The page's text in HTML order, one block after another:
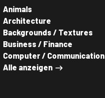
Animals
Architecture
Backgrounds / Textures
Business / Finance
Computer / Communication
Alle anzeigen